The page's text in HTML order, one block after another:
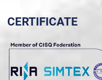
CERTIFICATE